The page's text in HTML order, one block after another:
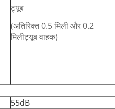
ट्यूब
(अतिरिक्त 0.5 मिली और 0.2
मिलीट्यूब वाहक)
55dB